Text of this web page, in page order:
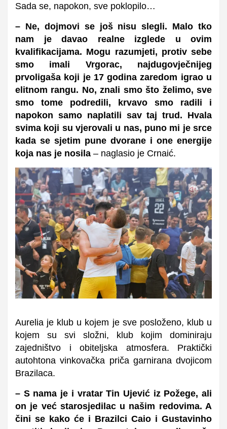
Sada se, napokon, sve poklopilo…
– Ne, dojmovi se još nisu slegli. Malo tko
nam je davao realne izglede u ovim
kvalifikacijama. Mogu razumjeti, protiv sebe
smo imali Vrgorac, najdugovječnijeg
prvoligaša koji je 17 godina zaredom igrao u
elitnom rangu. No, znali smo što želimo, sve
smo tome podredili, krvavo smo radili i
napokon samo naplatili sav taj trud. Hvala
svima koji su vjerovali u nas, puno mi je srce
kada se sjetim pune dvorane i one energije
koja nas je nosila – naglasio je Crnaić.
Aurelia je klub u kojem je sve posloženo, klub u
kojem su svi složni, klub kojim dominiraju
zajedništvo i obiteljska atmosfera. Praktički
autohtona vinkovačka priča garnirana dvojicom
Brazilaca.
– S nama je i vratar Tin Ujević iz Požege, ali
on je već starosjedilac u našim redovima. A
čini se kako će i Brazilci Caio i Gustavinho